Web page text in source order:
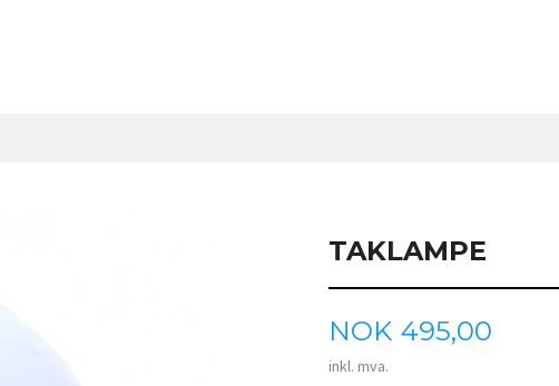
TAKLAMPE
Pris
NOK 495,00
inkl. mva.